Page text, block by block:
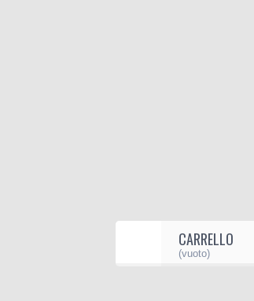
CARRELLO
(vuoto)